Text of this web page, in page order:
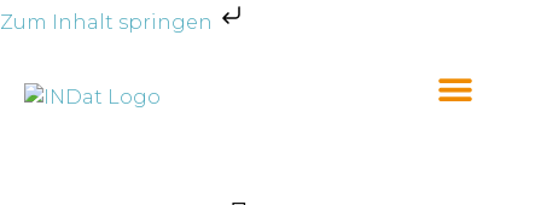
Zum Inhalt springen